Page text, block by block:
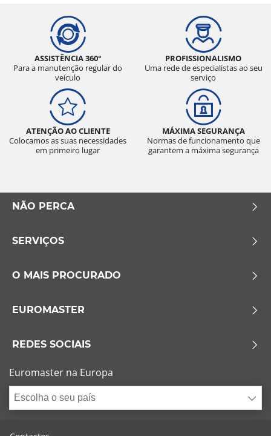
Verão (0)
Todas as estações (0)
Tipo de veículo
Todos os tipos (0)
Ligeiro (0)
Comercial (0)
Esvaziamento limitado
Sem esvaziamento limitado (0)
Mais opções
ASSISTÊNCIA 360°
Para a manutenção regular do
veículo
PROFISSIONALISMO
Uma rede de especialistas ao seu
serviço
ATENÇÃO AO CLIENTE
Colocamos as suas necessidades
em primeiro lugar
MÁXIMA SEGURANÇA
Normas de funcionamento que
garantem a máxima segurança
NÃO PERCA
SERVIÇOS
O MAIS PROCURADO
EUROMASTER
REDES SOCIAIS
Euromaster na Europa
Escolha o seu país